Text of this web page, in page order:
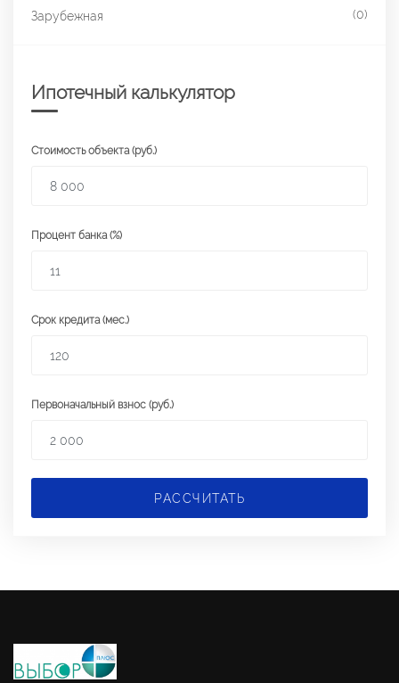
Зарубежная (0)
Ипотечный калькулятор
Стоимость объекта (руб.)
Процент банка (%)
Срок кредита (мес.)
Первоначальный взнос (руб.)
РАССЧИТАТЬ